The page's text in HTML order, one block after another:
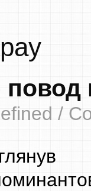
повод
/